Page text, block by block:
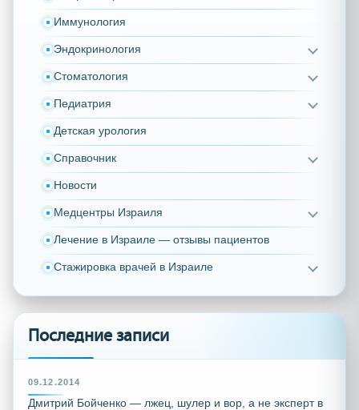
Иммунология
Эндокринология
Стоматология
Педиатрия
Детская урология
Справочник
Новости
Медцентры Израиля
Лечение в Израиле — отзывы пациентов
Стажировка врачей в Израиле
Последние записи
09.12.2014
Дмитрий Бойченко — лжец, шулер и вор, а не эксперт в